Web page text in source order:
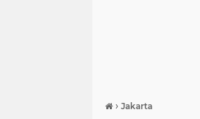
› Jakarta